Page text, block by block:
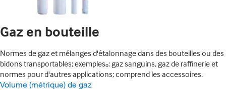
Gaz en bouteille
Normes de gaz et mélanges d'étalonnage dans des bouteilles ou des
bidons transportables; exemplesₒ: gaz sanguins, gaz de raffinerie et
normes pour d'autres applications; comprend les accessoires.
Volume (métrique) de gaz